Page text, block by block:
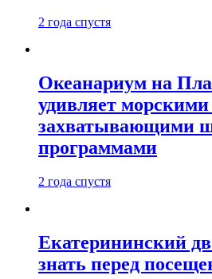
2 года спустя
Океанариум на
удивляет
захватывающими
программами
2 года спустя
Екатерининский
знать перед